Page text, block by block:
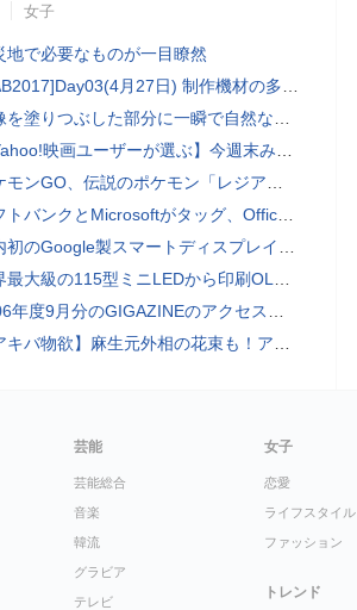
女子
地で必要なものが一目瞭然
月27日) 制作機材の多様化と充実した周辺機器群
りつぶした部分に一瞬で自然な画像を補完する技術を早稲田大学の研究者が開発
画ユーザーが選ぶ】今週末みたい映画ランキング（11月2日付） ファン待望のシリーズ第3弾『マイティ・ソー バトルロイヤル』が公開！
、伝説のポケモン「レジアイス」出現。レジロック・レジスチルと伝説レイドボス持ち回り
ンクとMicrosoftがタッグ、Officeツール「Teams」に03電話を統合
Google製スマートディスプレイ「Google Nest Hub」実機レビュー！
の115型ミニLEDから印刷OLEDまで。最先端のTCL CSOTパネル工場に潜入！
年度9月分のGIGAZINEのアクセス解析結果
バ物欲】麻生元外相の花束も！アキバ名物「段ボール肉まん」を食べてみた
芸能
芸能総合
音楽
韓流
グラビア
テレビ
女子
恋愛
ライフスタイル
ファッション
トレンド